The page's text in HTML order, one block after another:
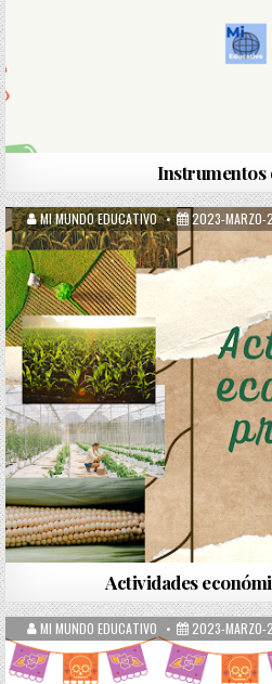
Instrumentos
MI MUNDO EDUCATIVO 2023-MARZO-
Actividades
MI MUNDO EDUCATIVO 2023-MARZO-